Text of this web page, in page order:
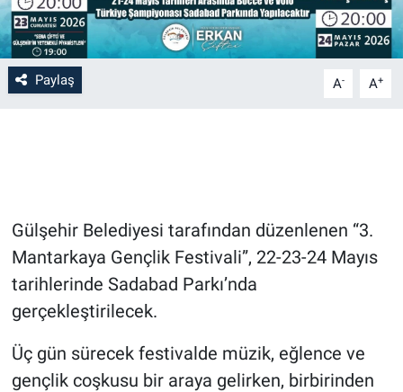
Paylaş A- A+
Gülşehir Belediyesi tarafından düzenlenen “3.
Mantarkaya Gençlik Festivali”, 22-23-24 Mayıs
tarihlerinde Sadabad Parkı’nda
gerçekleştirilecek.
Üç gün sürecek festivalde müzik, eğlence ve
gençlik coşkusu bir araya gelirken, birbirinden
Medya
Bilim-Tek
Kayseri
Niğde
Aksaray